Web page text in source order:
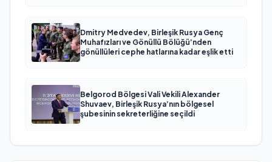
Dmitry Medvedev, Birleşik Rusya Genç
Muhafızları ve Gönüllü Bölüğü’nden
gönüllüleri cephe hatlarına kadar eşlik etti
Belgorod Bölgesi Vali Vekili Alexander
Shuvaev, Birleşik Rusya’nın bölgesel
şubesinin sekreterliğine seçildi